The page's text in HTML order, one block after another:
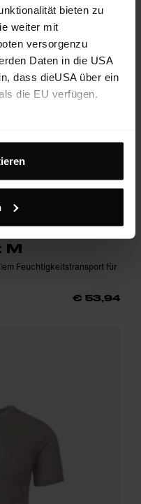
bieten zu
weiter mit
versorgenzu
Daten in die USA
dass dieUSA über ein
die EU verfügen.
M
Feuchtigkeitstransport für
€ 53,94